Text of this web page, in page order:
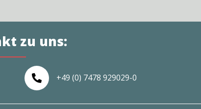
zu uns:
 +49 (0) 7478 929029-0